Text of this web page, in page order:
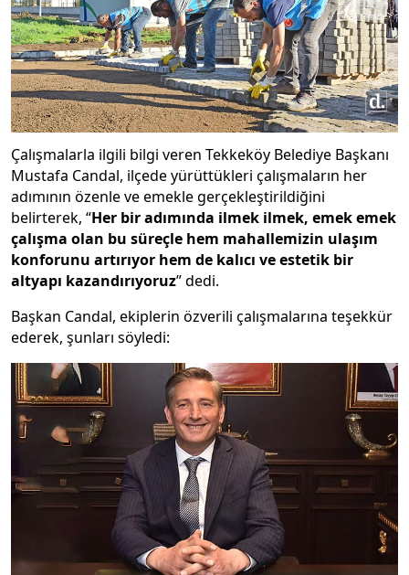
Çalışmalarla ilgili bilgi veren Tekkeköy Belediye Başkanı
Mustafa Candal, ilçede yürüttükleri çalışmaların her
adımının özenle ve emekle gerçekleştirildiğini
belirterek, “Her bir adımında ilmek ilmek, emek emek
çalışma olan bu süreçle hem mahallemizin ulaşım
konforunu artırıyor hem de kalıcı ve estetik bir
altyapı kazandırıyoruz” dedi.
Başkan Candal, ekiplerin özverili çalışmalarına teşekkür
ederek, şunları söyledi: